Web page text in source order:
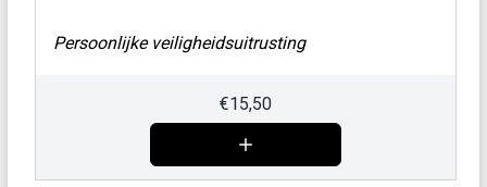
Persoonlijke veiligheidsuitrusting
€15,50